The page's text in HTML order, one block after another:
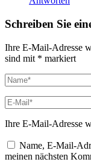
Schreiben Sie
Ihre E-Mail-Adresse
sind mit * markiert
Ihre E-Mail-Adresse
Name, E-Mail-
meinen nächsten